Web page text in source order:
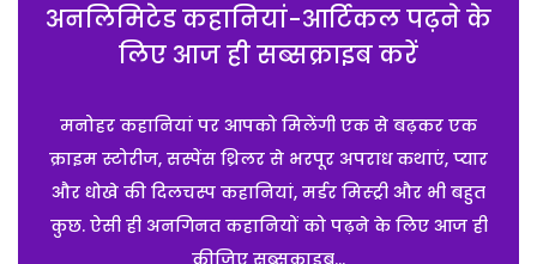
अनलिमिटेड कहानियां-आर्टिकल पढ़ने के
लिए आज ही सब्सक्राइब करें
मनोहर कहानियां पर आपको मिलेंगी एक से बढ़कर एक
क्राइम स्टोरीज, सस्पेंस थ्रिलर से भरपूर अपराध कथाएं, प्यार
और धोखे की दिलचस्प कहानियां, मर्डर मिस्ट्री और भी बहुत
कुछ. ऐसी ही अनगिनत कहानियों को पढ़ने के लिए आज ही
कीजिए सब्सक्राइब...